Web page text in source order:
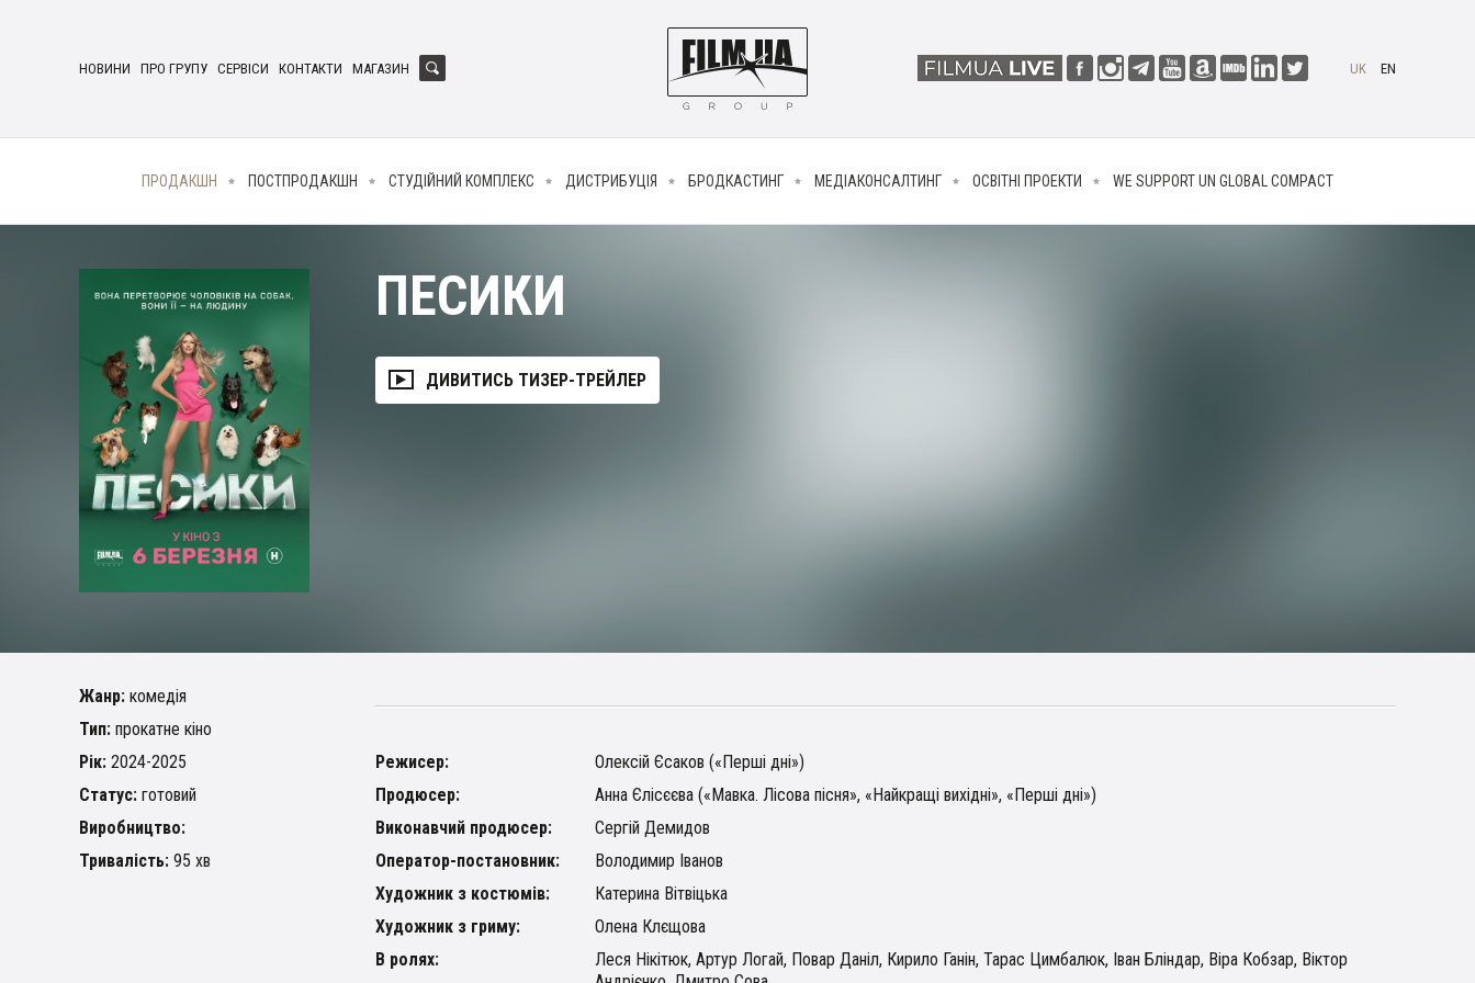
НОВИНИ ПРО ГРУПУ СЕРВІСИ КОНТАКТИ МАГАЗИН UK EN
ПРОДАКШН ПОСТПРОДАКШН СТУДІЙНИЙ КОМПЛЕКС ДИСТРИБУЦІЯ БРОДКАСТИНГ МЕДІАКОНСАЛТИНГ ОСВІТНІ ПРОЕКТИ WE SUPPORT UN GLOBAL COMPACT
ПЕСИКИ
ДИВИТИСЬ ТИЗЕР-ТРЕЙЛЕР
Жанр: комедія
Тип: прокатне кіно
Рік: 2024-2025
Статус: готовий
Виробництво:
Тривалість: 95 хв
Режисер:
Олексій Єсаков («Перші дні»)
Продюсер:
Анна Єлісєєва («Мавка. Лісова пісня», «Найкращі вихідні», «Перші дні»)
Виконавчий продюсер:
Сергій Демидов
Оператор-постановник:
Володимир Іванов
Художник з костюмів:
Катерина Вітвіцька
Художник з гриму:
Олена Клєщова
В ролях:
Леся Нікітюк, Артур Логай, Повар Даніл, Кирило Ганін, Тарас Цимбалюк, Іван Бліндар, Віра Кобзар, Віктор